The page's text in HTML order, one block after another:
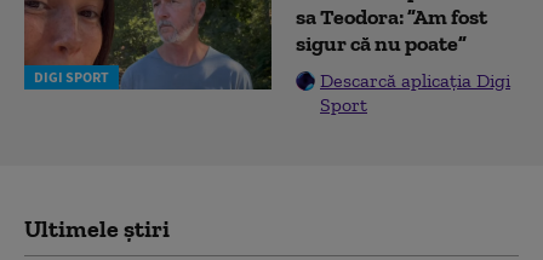
DIGI SPORT
sa Teodora: ”Am fost
sigur că nu poate”
Descarcă aplicația Digi
Sport
Ultimele știri